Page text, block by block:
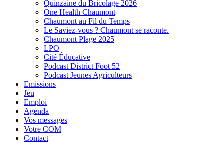
Quinzaine du Bricolage 2026
One Health Chaumont
Chaumont au Fil du Temps
Le Saviez-vous ? Chaumont se raconte.
Chaumont Plage 2025
LPO
Cité Éducative
Podcast District Foot 52
Podcast Jeunes Agriculteurs
Emissions
Jeu
Emploi
Agenda
Vos messages
Votre COM
Contact